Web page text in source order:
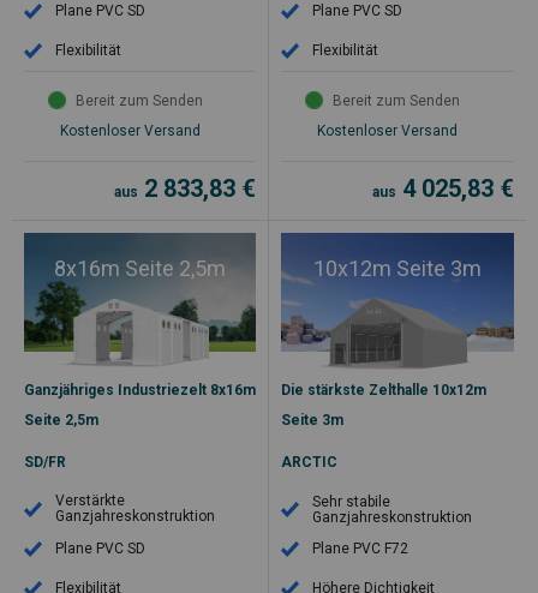
Plane PVC SD
Flexibilität
Bereit zum Senden
Kostenloser Versand
aus 2 833,83 €
Plane PVC SD
Flexibilität
Bereit zum Senden
Kostenloser Versand
aus 4 025,83 €
8x16m Seite 2,5m
Ganzjähriges Industriezelt 8x16m
Seite 2,5m
SD/FR
Verstärkte
Ganzjahreskonstruktion
Plane PVC SD
Flexibilität
10x12m Seite 3m
Die stärkste Zelthalle 10x12m
Seite 3m
ARCTIC
Sehr stabile
Ganzjahreskonstruktion
Plane PVC F72
Höhere Dichtigkeit